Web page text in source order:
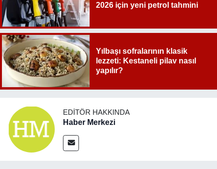
2026 için yeni petrol tahmini
Yılbaşı sofralarının klasik
lezzeti: Kestaneli pilav nasıl
yapılır?
EDITÖR HAKKINDA
Haber Merkezi